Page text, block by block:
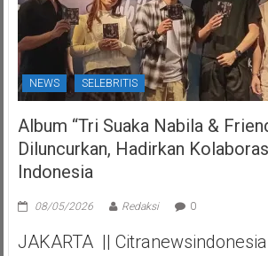
NEWS SELEBRITIS
Album “Tri Suaka Nabila &
Diluncurkan, Hadirkan
Indonesia
08/05/2026 Redaksi 0
JAKARTA ||